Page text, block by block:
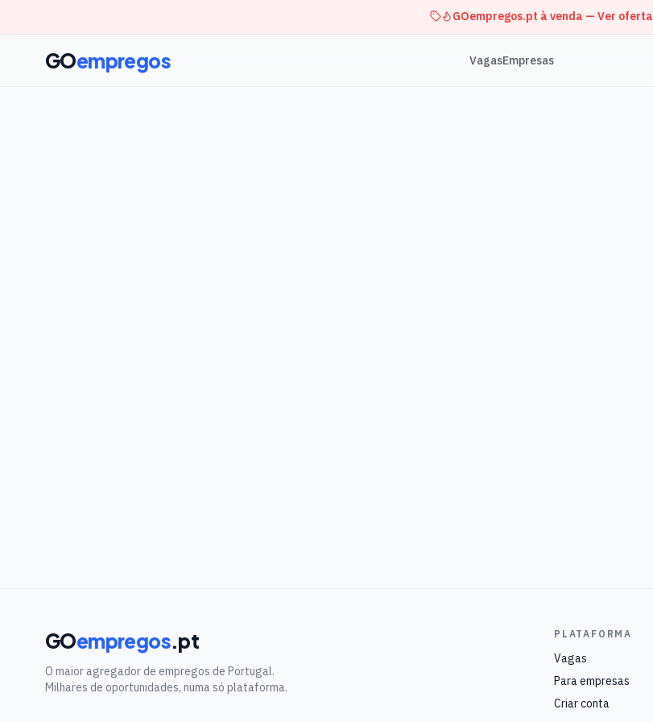
GOempregos.pt à venda — Ver oferta
GOempregos VagasEmpresas
GOempregos.pt
O maior agregador de empregos de Portugal.
Milhares de oportunidades, numa só plataforma.
PLATAFORMA
Vagas
Para empresas
Criar conta